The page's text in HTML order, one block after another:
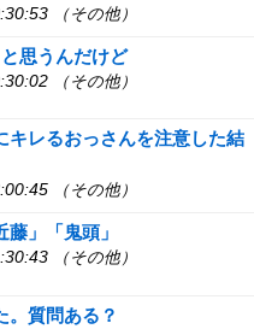
（その他）
思うんだけど
（その他）
キレるおっさんを注意した結
（その他）
」「鬼頭」
（その他）
。質問ある？